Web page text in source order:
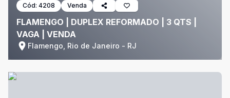
Cód: 4208 Venda
FLAMENGO | DUPLEX REFORMADO | 3 QTS |
VAGA | VENDA
Flamengo, Rio de Janeiro - RJ